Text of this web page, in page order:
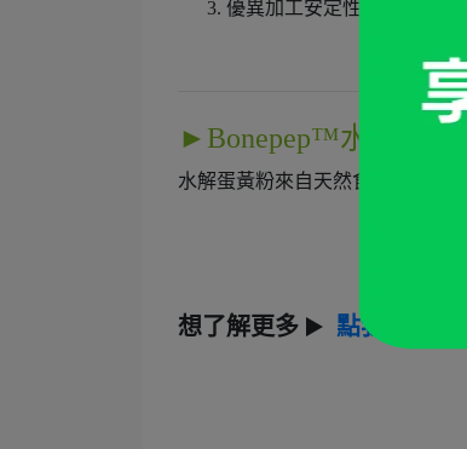
優異加工安定性
► Bonepep™水解蛋黃
水解蛋黃粉來自天然食物，又經
想了解更多 ▶️ 點我看介紹